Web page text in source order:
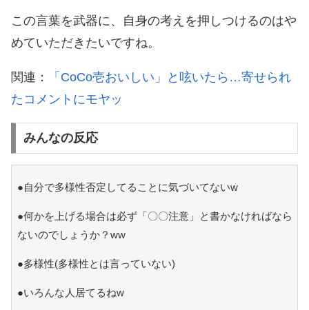
この言葉を武器に、自身の考えを押しつけるのはや
めていただきたいですね。
関連：
「CoCo壱おいしい」と呟いたら…寄せられ
たコメントにモヤッ
みんなの反応
●自分で多様性否定してることに気づいてないw
●何かを上げる場合は必ず「〇〇注意」と書かなければなら
ないのでしょうか？ww
●多様性(多様性とは言っていない)
●いろんな人居てるねw